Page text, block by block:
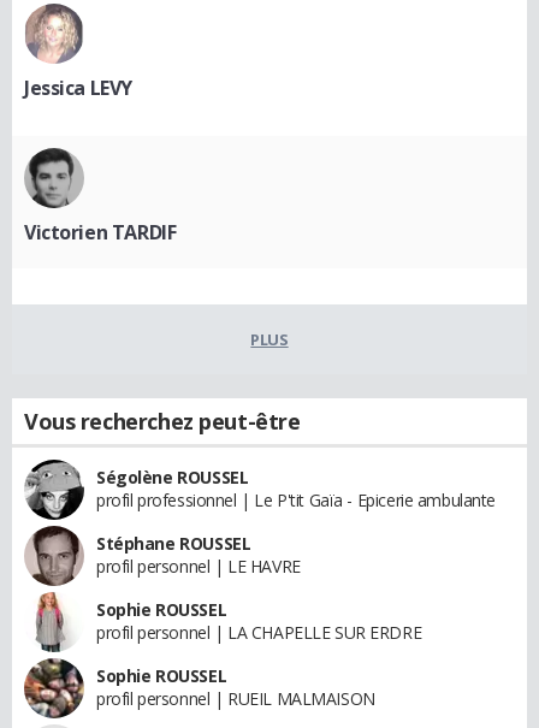
Jessica LEVY
Victorien TARDIF
PLUS
Vous recherchez peut-être
Ségolène ROUSSEL
profil professionnel | Le P'tit Gaïa - Epicerie ambulante
Stéphane ROUSSEL
profil personnel | LE HAVRE
Sophie ROUSSEL
profil personnel | LA CHAPELLE SUR ERDRE
Sophie ROUSSEL
profil personnel | RUEIL MALMAISON